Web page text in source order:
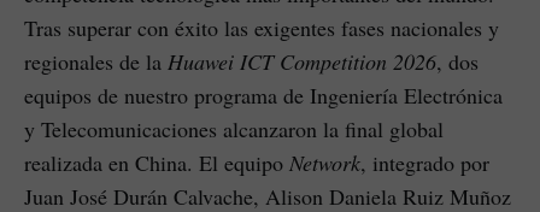
Tras superar con éxito las exigentes fases nacionales y
regionales de la Huawei ICT Competition 2026, dos
equipos de nuestro programa de Ingeniería Electrónica
y Telecomunicaciones alcanzaron la final global
realizada en China. El equipo Network, integrado por
Juan José Durán Calvache, Alison Daniela Ruiz Muñoz